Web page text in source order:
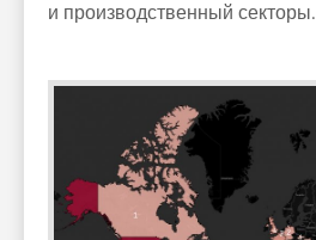
и производственный секторы.